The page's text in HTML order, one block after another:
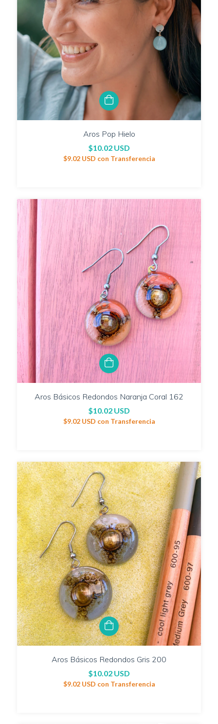
Aros Pop Hielo
$10.02 USD
$9.02 USD con Transferencia
Aros Básicos Redondos Naranja Coral 162
$10.02 USD
$9.02 USD con Transferencia
Aros Básicos Redondos Gris 200
$10.02 USD
$9.02 USD con Transferencia